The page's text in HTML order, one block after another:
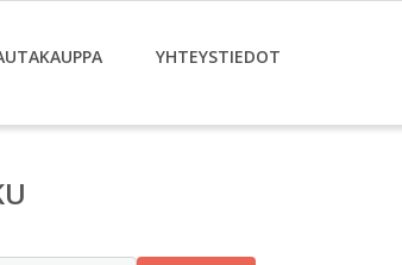
YHTEYSTIEDOT